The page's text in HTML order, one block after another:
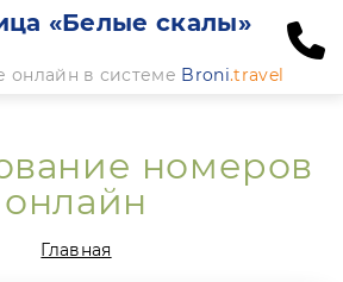
«Белые скалы»
онлайн в системе Broni.travel
номеров
онлайн
Главная